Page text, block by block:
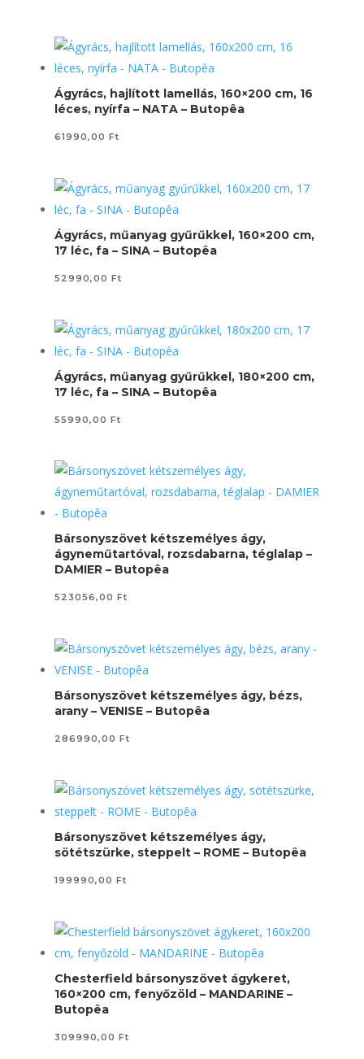
Ágyrács, hajlított lamellás, 160×200 cm, 16
léces, nyírfa – NATA – Butopêa
61990,00 Ft
Ágyrács, műanyag gyűrűkkel, 160×200 cm,
17 léc, fa – SINA – Butopêa
52990,00 Ft
Ágyrács, műanyag gyűrűkkel, 180×200 cm,
17 léc, fa – SINA – Butopêa
55990,00 Ft
Bársonyszövet kétszemélyes ágy,
ágyneműtartóval, rozsdabarna, téglalap –
DAMIER – Butopêa
523056,00 Ft
Bársonyszövet kétszemélyes ágy, bézs,
arany – VENISE – Butopêa
286990,00 Ft
Bársonyszövet kétszemélyes ágy,
sötétszürke, steppelt – ROME – Butopêa
199990,00 Ft
Chesterfield bársonyszövet ágykeret,
160×200 cm, fenyőzöld – MANDARINE –
Butopêa
309990,00 Ft